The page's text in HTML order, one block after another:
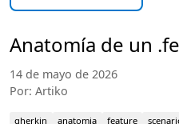
Anatomía de un
14 de mayo de 2026
Por: Artiko
gherkin anatomia feature